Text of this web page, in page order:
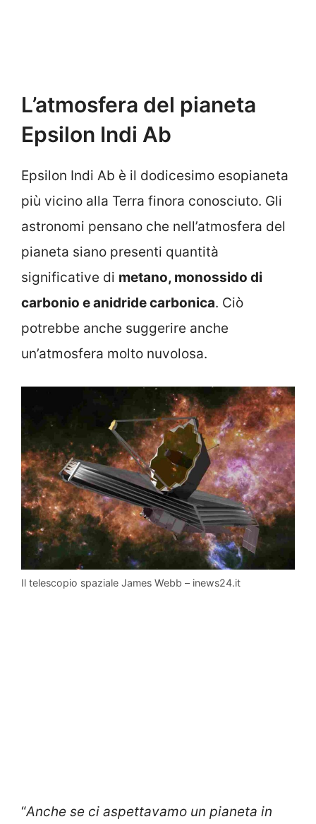
L’atmosfera del pianeta
Epsilon Indi Ab
Epsilon Indi Ab è il dodicesimo esopianeta
più vicino alla Terra finora conosciuto. Gli
astronomi pensano che nell’atmosfera del
pianeta siano presenti quantità
significative di metano, monossido di
carbonio e anidride carbonica. Ciò
potrebbe anche suggerire anche
un’atmosfera molto nuvolosa.
Il telescopio spaziale James Webb – inews24.it
“Anche se ci aspettavamo un pianeta in